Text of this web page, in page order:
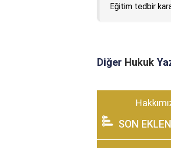
Eğitim tedbir
Diğer Hukuk
SON